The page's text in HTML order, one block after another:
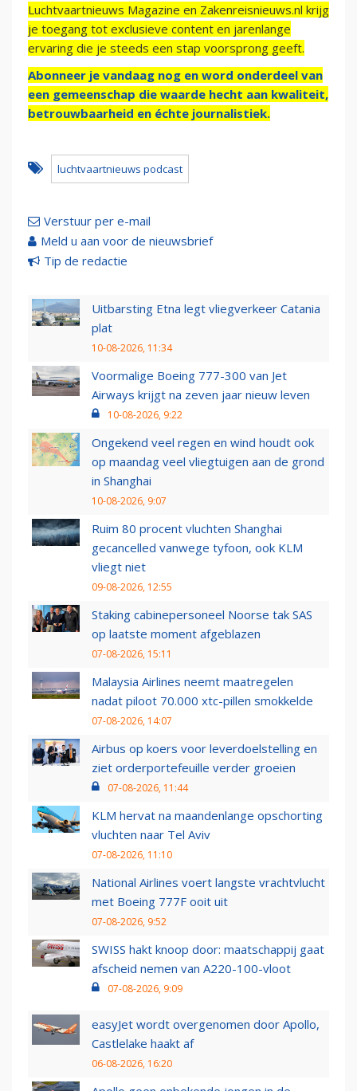
Luchtvaartnieuws Magazine en Zakenreisnieuws.nl krijg
je toegang tot exclusieve content en jarenlange
ervaring die je steeds een stap voorsprong geeft.
Abonneer je vandaag nog en word onderdeel van
een gemeenschap die waarde hecht aan kwaliteit,
betrouwbaarheid en échte journalistiek.
luchtvaartnieuws podcast
Verstuur per e-mail
Meld u aan voor de nieuwsbrief
Tip de redactie
Uitbarsting Etna legt vliegverkeer Catania
plat
10-08-2026, 11:34
Voormalige Boeing 777-300 van Jet
Airways krijgt na zeven jaar nieuw leven
10-08-2026, 9:22
Ongekend veel regen en wind houdt ook
op maandag veel vliegtuigen aan de grond
in Shanghai
10-08-2026, 9:07
Ruim 80 procent vluchten Shanghai
gecancelled vanwege tyfoon, ook KLM
vliegt niet
09-08-2026, 12:55
Staking cabinepersoneel Noorse tak SAS
op laatste moment afgeblazen
07-08-2026, 15:11
Malaysia Airlines neemt maatregelen
nadat piloot 70.000 xtc-pillen smokkelde
07-08-2026, 14:07
Airbus op koers voor leverdoelstelling en
ziet orderportefeuille verder groeien
07-08-2026, 11:44
KLM hervat na maandenlange opschorting
vluchten naar Tel Aviv
07-08-2026, 11:10
National Airlines voert langste vrachtvlucht
met Boeing 777F ooit uit
07-08-2026, 9:52
SWISS hakt knoop door: maatschappij gaat
afscheid nemen van A220-100-vloot
07-08-2026, 9:09
easyJet wordt overgenomen door Apollo,
Castlelake haakt af
06-08-2026, 16:20